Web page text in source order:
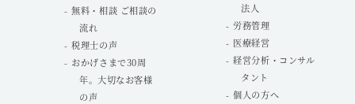
無料・相談 ご相談の
流れ
税理士の声
おかげさまで30周
年。大切なお客様
の声
法人
労務管理
医療経営
経営分析・コンサル
タント
個人の方へ